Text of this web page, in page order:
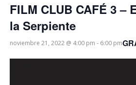
FILM CLUB CAFÉ 3 –
la Serpiente
noviembre 21, 2022 @ 4:00 pm - 6:00 pm